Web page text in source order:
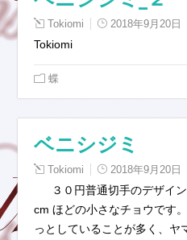
Tokiomi 2018年9月20日
Tokiomi
蝶
ベニシジミ
Tokiomi 2018年9月20日
３０円普通切手のデザイン
cm ほどの小さなチョウです
っとしていることが多く、ヤ